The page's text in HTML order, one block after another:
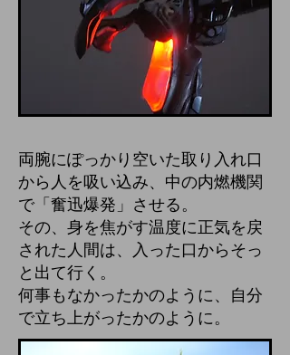
両腕にぽっかり空いた取り入れ口
から人を吸い込み、中の内燃機関
で「奮迅爆発」させる。
その、身を焦がす温度に正気を戻
された人間は、入った口からそっ
と出て行く。
何事もなかったかのように、自分
で立ち上がったかのように。